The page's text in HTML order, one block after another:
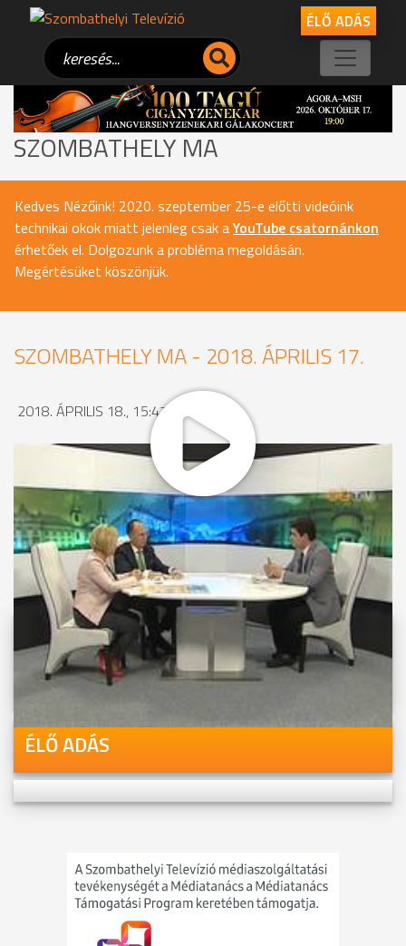
ÉLŐ ADÁS
SZOMBATHELY MA
Kedves Nézőink! 2020. szeptember 25-e előtti videóink
technikai okok miatt jelenleg csak aYouTube csatornánkon
érhetőek el. Dolgozunk a probléma megoldásán.
Megértésüket köszönjük.
SZOMBATHELY MA - 2018. ÁPRILIS 17.
2018. ÁPRILIS 18., 15:47
MEGOSZTÁS
Videóink megtekinthetőek
Youtube-csatornánkon is!
ÉLŐ ADÁS